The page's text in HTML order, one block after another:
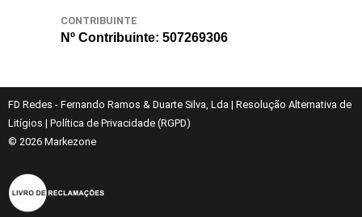
CONTRIBUINTE
Nº Contribuinte: 507269306
FD Redes - Fernando Ramos & Duarte Silva, Lda | Resolução Alternativa de
Litígios | Política de Privacidade (RGPD)
© 2026 Markezone